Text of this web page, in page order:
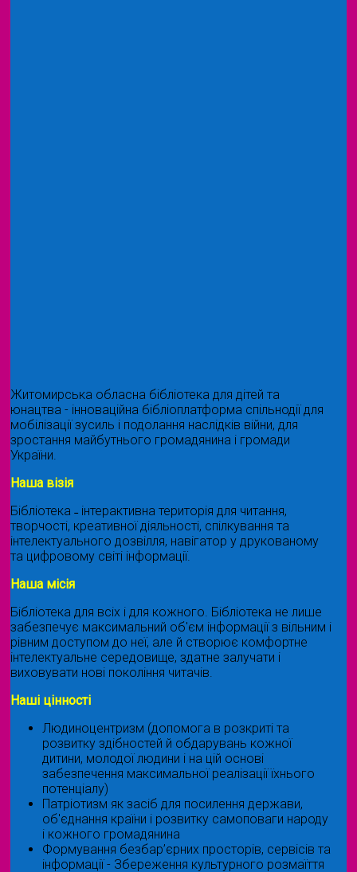
Житомирська обласна бібліотека для дітей та
юнацтва - інноваційна бібліоплатформа спільнодії для
мобілізації зусиль і подолання наслідків війни, для
зростання майбутнього громадянина і громади
України.
Наша візія
Бібліотека ˗ інтерактивна територія для читання,
творчості, креативної діяльності, спілкування та
інтелектуального дозвілля, навігатор у друкованому
та цифровому світі інформації.
Наша місія
Бібліотека для всіх і для кожного. Бібліотека не лише
забезпечує максимальний об'єм інформації з вільним і
рівним доступом до неї, але й створює комфортне
інтелектуальне середовище, здатне залучати і
виховувати нові покоління читачів.
Наші цінності
Людиноцентризм (допомога в розкриті та
розвитку здібностей й обдарувань кожної
дитини, молодої людини і на цій основі
забезпечення максимальної реалізації їхнього
потенціалу)
Патріотизм як засіб для посилення держави,
об'єднання країни і розвитку самоповаги народу
і кожного громадянина
Формування безбар’єрних просторів, сервісів та
інформації - Збереження культурного розмаїття